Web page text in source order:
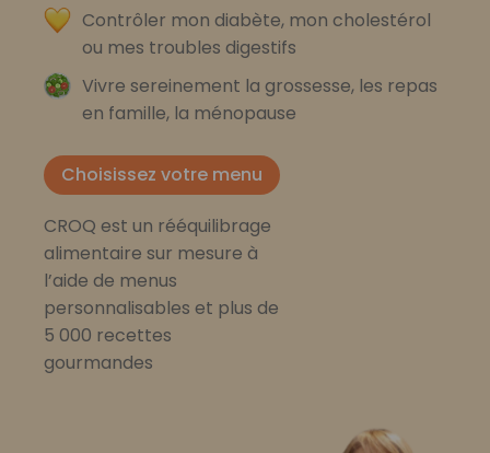
Contrôler mon diabète, mon cholestérol
ou mes troubles digestifs
Vivre sereinement la grossesse, les repas
en famille, la ménopause
Choisissez votre menu
CROQ est un rééquilibrage
alimentaire sur mesure à
l’aide de menus
personnalisables et plus de
5 000 recettes
gourmandes